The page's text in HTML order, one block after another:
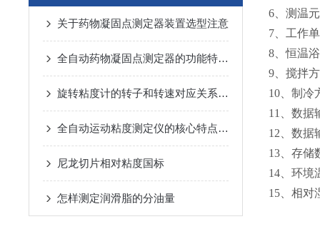
关于药物凝固点测定器装置选型注意
全自动药物凝固点测定器的功能特点主要包括哪些？
旋转粘度计的转子和转速对应关系及其应用范围
全自动运动粘度测定仪的核心特点及应用行业
尼龙切片相对粘度国标
怎样测定润滑脂的分油量
6、测温
7、工作
8、恒温
9、搅拌
10、制冷
11、数据
12、数据
13、存储
14、环
15、相对